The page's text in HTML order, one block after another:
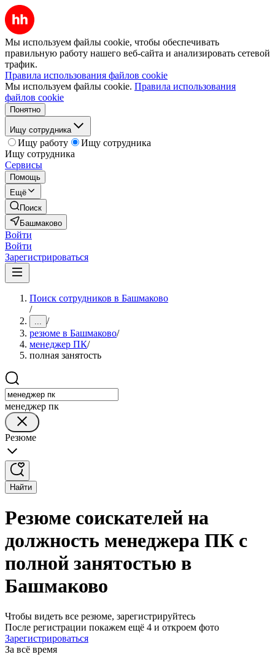
Мы используем файлы cookie, чтобы обеспечивать
правильную работу нашего веб-сайта и анализировать сетевой
трафик.
Правила использования файлов cookie
Мы используем файлы cookie. Правила использования
файлов cookie
Понятно
Ищу сотрудника
Ищу работу
Ищу сотрудника
Ищу сотрудника
Сервисы
Помощь
Ещё
Поиск
Башмаково
Войти
Войти
Зарегистрироваться
Поиск сотрудников в Башмаково
/
... /
резюме в Башмаково/
менеджер ПК/
полная занятость
менеджер пк
Резюме
Найти
Резюме соискателей на
должность менеджера ПК с
полной занятостью в
Башмаково
Чтобы видеть все резюме, зарегистрируйтесь
После регистрации покажем ещё 4 и откроем фото
Зарегистрироваться
За всё время